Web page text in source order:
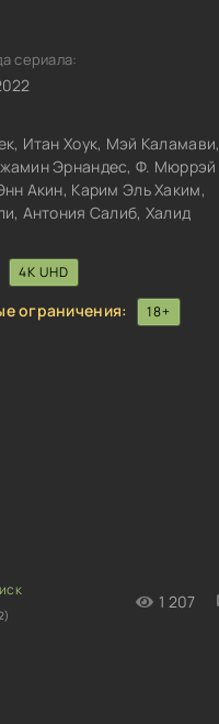
1 207
сериала:
Итан Хоук, Мэй Каламави,
Эрнандес, Ф. Мюррэй
Акин, Карим Эль Хаким,
Антония Салиб, Халид
4K UHD
ограничения: 18+